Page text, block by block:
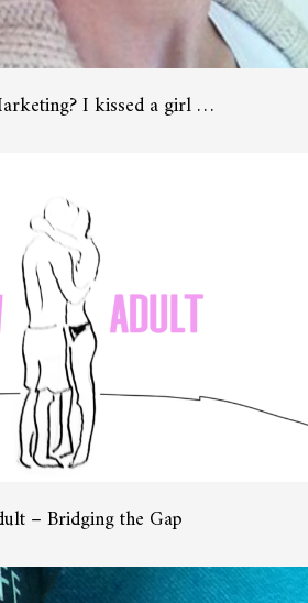
I kissed a girl …
– Bridging the Gap